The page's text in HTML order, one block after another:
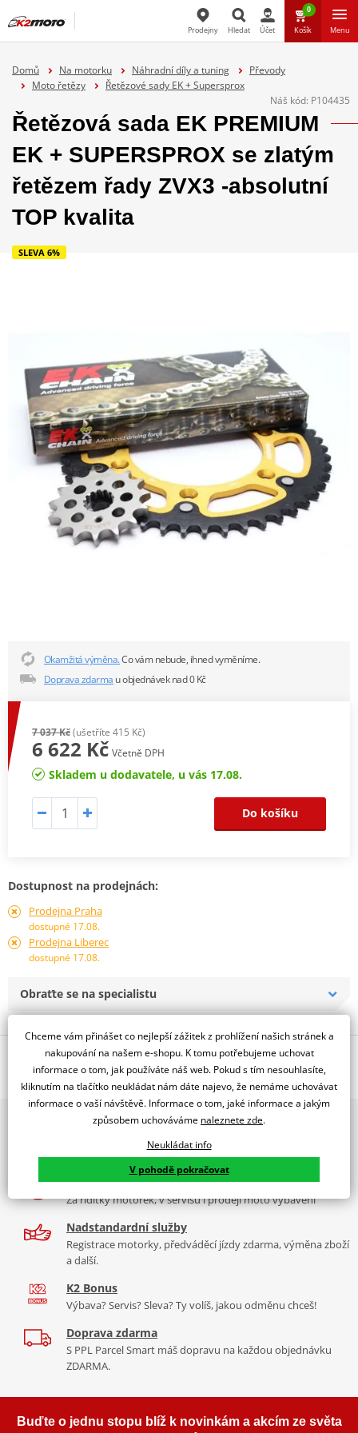
Prodejny Hledat Účet
0
Košík Menu
Domů Na motorku Náhradní díly a tuning
Převody
Moto řetězy
Řetězové sady EK + Supersprox
Náš kód: P104435
Řetězová sada EK PREMIUM
EK + SUPERSPROX se zlatým
řetězem řady ZVX3 -absolutní
TOP kvalita
SLEVA 6%
Okamžitá výměna.Co vám nebude, ihned vyměníme.
Doprava zdarma u objednávek nad 0 Kč
7 037 Kč(ušetříte 415 Kč)
6 622 Kč Včetně DPH
Skladem u dodavatele, u vás 17.08.
Do košíku
Dostupnost na prodejnách:
Prodejna Praha
dostupné 17.08.
Prodejna Liberec
dostupné 17.08.
Obraťte se na specialistu
Popis a parametry
Jsme autorizovaný
dealer značky EK + SUPERSPROX
Řetězová sada - Řetěz EK, řada ZVX3, ve zlaté barvě, těsněný NX-
kroužkem. Ocelové kolečko a rozeta SUPERSPROX.
Řetěz 525 ZVX3
trhem je tenhle nejtužší, nejlehčí řetěz, zároveň s nejkvalitnějším
těsněním (NX kroužek). Tudíž i nejdéle vydrží. Jako jediný má navíc
Yamaha MT 10.
To nejlepší, co si můžete koupit na trhu. Je nejpevnější, nejtužší,
nejdéle vydrží, a je i většinou nejlehčí (vždy se trochu liší vlastnosti
2x multibrand showroom
9 značek motocyklů, servis, oblečení, doplňky i náhradní
díly, to vše v Praze a Liberci
Více než 30 let zkušeností
Za řídítky motorek, v servisu i prodeji moto vybavení
Nadstandardní služby
Registrace motorky, předváděcí jízdy zdarma, výměna zboží
a další.
K2 Bonus
Výbava? Servis? Sleva? Ty volíš, jakou odměnu chceš!
Doprava zdarma
S PPL Parcel Smart máš dopravu na každou objednávku
ZDARMA.
Buďte o jednu stopu blíž k novinkám a akcím ze světa
Chceme vám přinášet co nejlepší zážitek z prohlížení našich stránek a
nakupování na našem e-shopu. K tomu potřebujeme uchovat
informace o tom, jak používáte náš web. Pokud s tím nesouhlasíte,
kliknutím na tlačítko neukládat nám dáte najevo, že nemáme uchovávat
informace o vaší návštěvě. Informace o tom, jaké informace a jakým
způsobem uchováváme naleznete zde.
Neukládat info
V pohodě pokračovat